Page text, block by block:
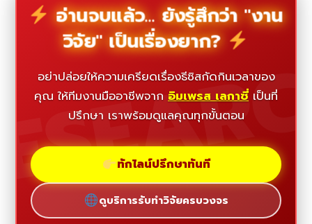
อ่านจบแล้ว... ยังรู้สึกว่า "งาน
วิจัย" เป็นเรื่องยาก?
อย่าปล่อยให้ความเครียดเรื่องธีซิสกัดกินเวลาของ
คุณ ให้ทีมงานมืออาชีพจาก อิมเพรส เลกาซี่ เป็นที่
ปรึกษา เราพร้อมดูแลคุณทุกขั้นตอน
ทักไลน์ปรึกษาทันที
ดูบริการรับทำวิจัยครบวงจร